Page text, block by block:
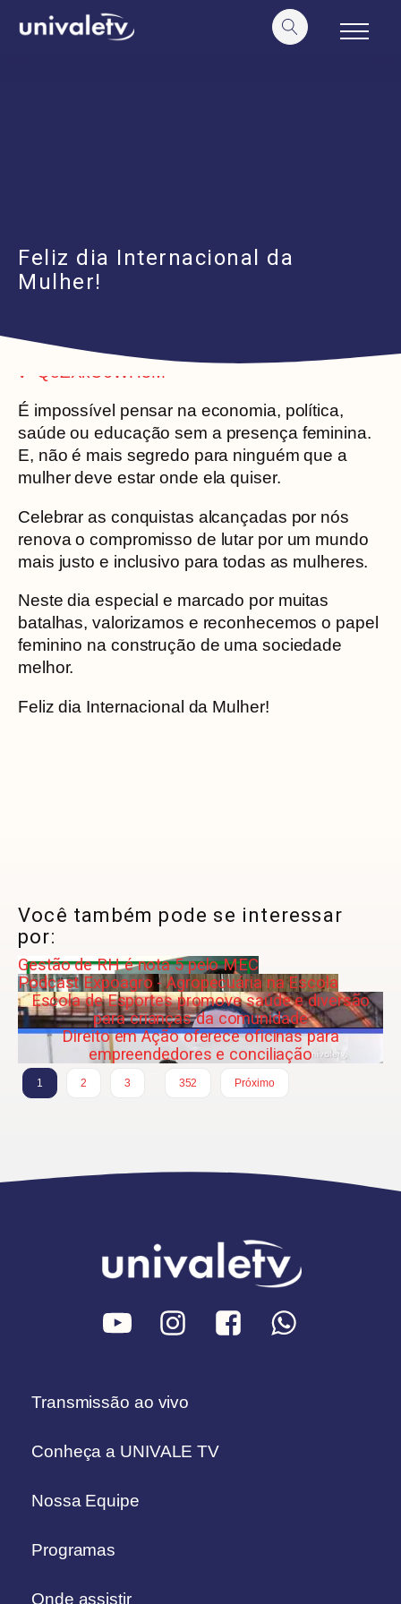
conteúdo
Feliz dia Internacional da
Mulher!
https://www.youtube.com/watch?
v=QeZXkU6WH3M
É impossível pensar na economia, política,
saúde ou educação sem a presença feminina.
E, não é mais segredo para ninguém que a
mulher deve estar onde ela quiser.
Celebrar as conquistas alcançadas por nós
renova o compromisso de lutar por um mundo
mais justo e inclusivo para todas as mulheres.
Neste dia especial e marcado por muitas
batalhas, valorizamos e reconhecemos o papel
feminino na construção de uma sociedade
melhor.
Feliz dia Internacional da Mulher!
Você também pode se interessar
por:
Gestão de RH é nota 5 pelo MEC
Podcast Expoagro - Agropecuária na Escola
Escola de Esportes promove saúde e diversão
para crianças da comunidade
Direito em Ação oferece oficinas para
empreendedores e conciliação
1 2 3
352
Próximo
Transmissão ao vivo
Conheça a UNIVALE TV
Nossa Equipe
Programas
Onde assistir